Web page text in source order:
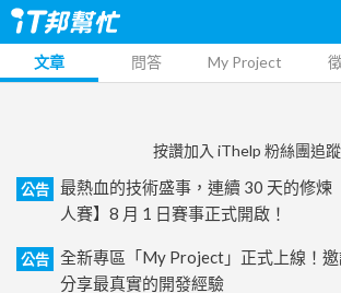
文章 問答 My Project
按讚加入 iThelp 粉絲團追蹤
公告
最熱血的技術盛事，連續 30 天的修煉
人賽】8 月 1 日賽事正式開啟！
公告
全新專區「My Project」正式上線！邀
分享最真實的開發經驗